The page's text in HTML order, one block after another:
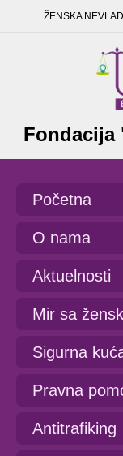
ŽENSKA
Fondacija
Početna
O nama
Aktuelnosti
Mir sa
Sigurna
Pravna
Antitrafiking